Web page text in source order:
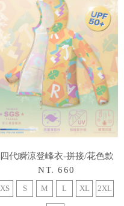
四代瞬涼登峰衣-拼接/花色款
NT. 660
XS S M L XL 2XL